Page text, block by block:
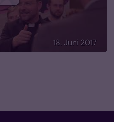
18. Juni 2017